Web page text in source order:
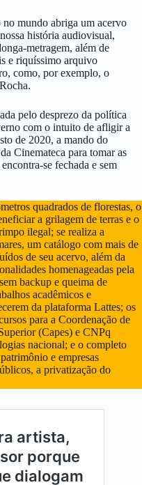
mundo abriga um acervo
história audiovisual,
metragem, além de
e riquíssimo arquivo
como, por exemplo, o
pelo desprezo da política
com o intuito de afligir a
de 2020, a mando do
Cinemateca para tomar as
se fechada e sem
quadrados de florestas, o
a grilagem de terras e o
ilegal; se realiza a
um catálogo com mais de
de seu acervo, além da
homenageadas pela
backup e queima de
acadêmicos e
da plataforma Lattes; os
para a Coordenação de
(Capes) e CNPq
nacional; e o completo
e empresas
a privatização do